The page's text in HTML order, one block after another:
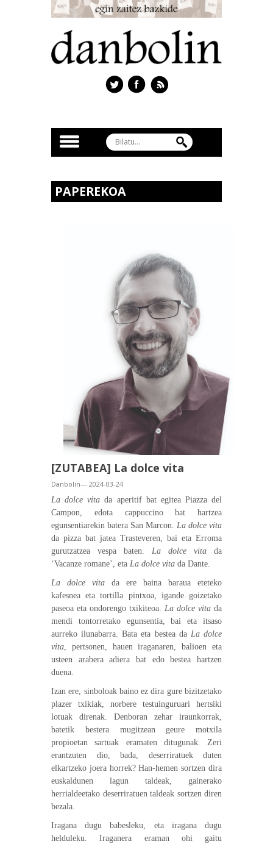
PAPEREKOA
[ZUTABEA] La dolce vita
Danbolin— 2024-03-24
La dolce vitada aperitif bat egitea Piazza del
Campon, edota cappuccino bat hartzea
egunsentiarekin batera San Marcon. La dolce vita
da pizza bat jatea Trasteveren, bai eta Erroma
gurutzatzea vespa baten. La dolce vita da
‘Vacanze romane’, eta La dolce vita da Dante.
La dolce vita da ere baina baraua eteteko
kafesnea eta tortilla pintxoa, igande goizetako
paseoa eta ondorengo txikiteoa. La dolce vita da
mendi tontorretako egunsentia, bai eta itsaso
aurreko ilunabarra. Bata eta bestea da La dolce
vita, pertsonen, hauen iraganaren, balioen eta
usteen arabera adiera bat edo bestea hartzen
duena.
Izan ere, sinboloak baino ez dira gure bizitzetako
plazer txikiak, norbere testuinguruari hertsiki
lotuak direnak. Denboran zehar iraunkorrak,
batetik bestera mugitzean geure motxila
propioetan sartuak eramaten ditugunak. Zeri
erantzuten dio, bada, deserriratuek duten
elkartzeko joera horrek? Han-hemen sortzen dira
euskaldunen lagun taldeak, gainerako
herrialdeetako deserriratuen taldeak sortzen diren
bezala.
Iragana dugu babesleku, eta iragana dugu
helduleku. Iraganera eraman ohi gaitu